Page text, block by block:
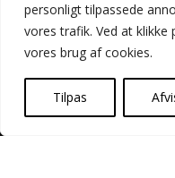
personligt tilpassede
vores trafik. Ved at klikke
vores brug af cookies.
Tilpas